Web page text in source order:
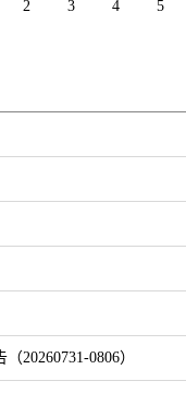
2 3 4 5
20260731-0806）